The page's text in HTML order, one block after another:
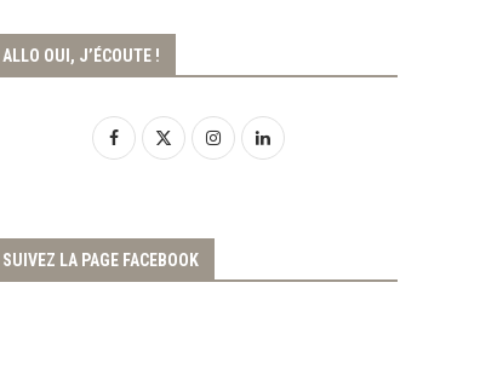
ALLO OUI, J’ÉCOUTE !
SUIVEZ LA PAGE FACEBOOK